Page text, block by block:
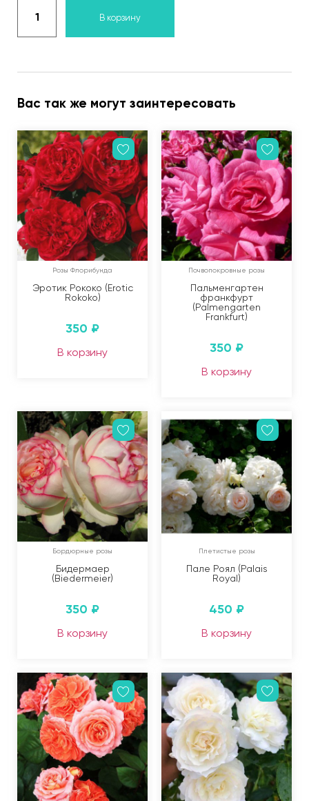
В корзину
Вас так же могут заинтересовать
Розы Флорибунда
Эротик Рококо (Erotic
Rokoko)
350 ₽
В корзину
Почвопокровные розы
Пальменгартен
франкфурт
(Palmengarten
Frankfurt)
350 ₽
В корзину
Бордюрные розы
Бидермаер
(Biedermeier)
350 ₽
В корзину
Плетистые розы
Пале Роял (Palais
Royal)
450 ₽
В корзину